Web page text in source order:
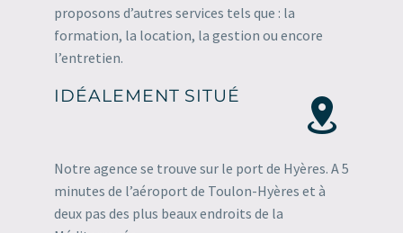
proposons d’autres services tels que : la
formation, la location, la gestion ou encore
l’entretien.


IDÉALEMENT SITUÉ
Notre agence se trouve sur le port de Hyères. A 5
minutes de l’aéroport de Toulon-Hyères et à
deux pas des plus beaux endroits de la